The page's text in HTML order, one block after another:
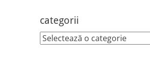
categorii
categorii